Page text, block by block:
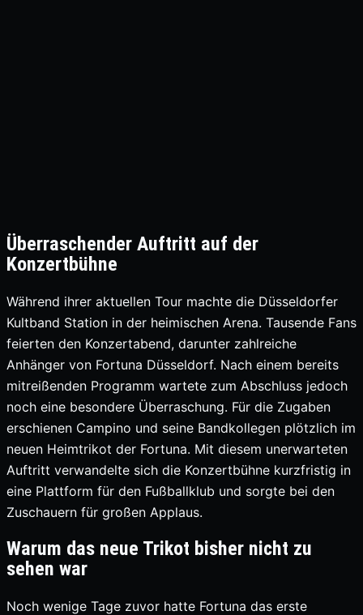
Überraschender Auftritt auf der
Konzertbühne
Während ihrer aktuellen Tour machte die Düsseldorfer
Kultband Station in der heimischen Arena. Tausende Fans
feierten den Konzertabend, darunter zahlreiche
Anhänger von Fortuna Düsseldorf. Nach einem bereits
mitreißenden Programm wartete zum Abschluss jedoch
noch eine besondere Überraschung. Für die Zugaben
erschienen Campino und seine Bandkollegen plötzlich im
neuen Heimtrikot der Fortuna. Mit diesem unerwarteten
Auftritt verwandelte sich die Konzertbühne kurzfristig in
eine Plattform für den Fußballklub und sorgte bei den
Zuschauern für großen Applaus.
Warum das neue Trikot bisher nicht zu
sehen war
Noch wenige Tage zuvor hatte Fortuna das erste